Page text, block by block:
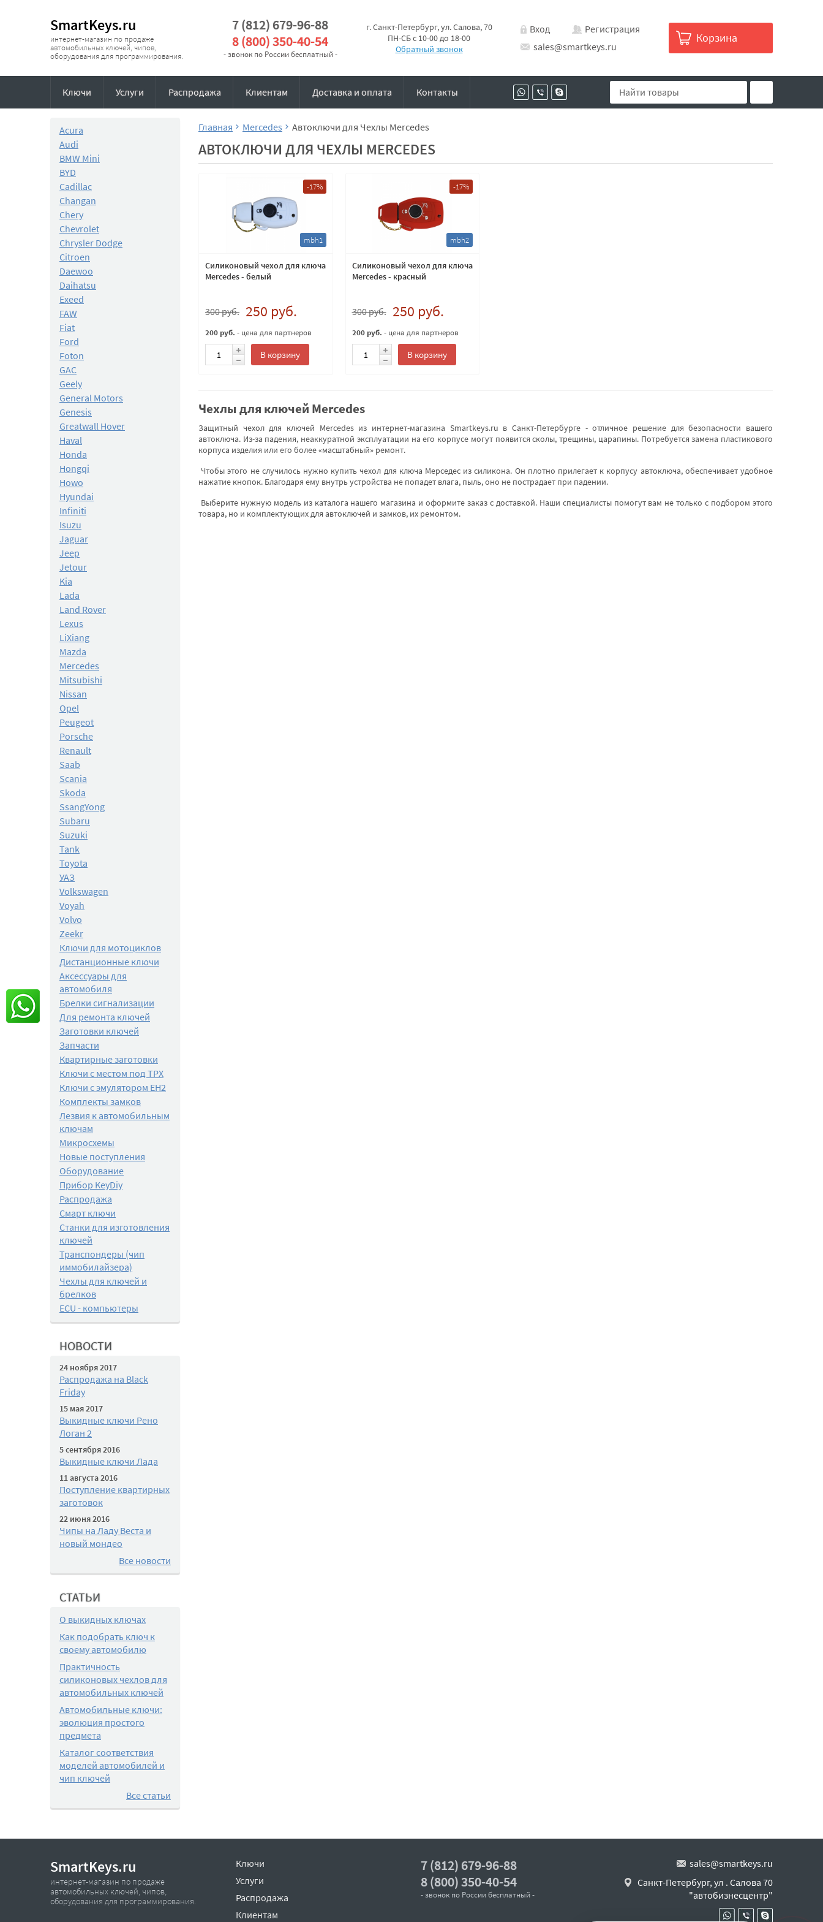
SmartKeys.ru
интернет-магазин по продаже
автомобильных ключей, чипов,
оборудования для программирования.
7 (812) 679-96-88
8 (800) 350-40-54
- звонок по России бесплатный -
г. Санкт-Петербург, ул. Салова, 70
ПН-СБ с 10-00 до 18-00
Обратный звонок
Вход
Регистрация
sales@smartkeys.ru
Корзина
Ключи Услуги Распродажа Клиентам Доставка и оплата Контакты
Acura
Audi
BMW Mini
BYD
Cadillac
Changan
Chery
Chevrolet
Chrysler Dodge
Citroen
Daewoo
Daihatsu
Exeed
FAW
Fiat
Ford
Foton
GAC
Geely
General Motors
Genesis
Greatwall Hover
Haval
Honda
Hongqi
Howo
Hyundai
Infiniti
Isuzu
Jaguar
Jeep
Jetour
Kia
Lada
Land Rover
Lexus
LiXiang
Mazda
Mercedes
Mitsubishi
Nissan
Opel
Peugeot
Porsche
Renault
Saab
Scania
Skoda
SsangYong
Subaru
Suzuki
Tank
Toyota
УАЗ
Volkswagen
Voyah
Volvo
Zeekr
Ключи для мотоциклов
Дистанционные ключи
Аксессуары для
автомобиля
Брелки сигнализации
Для ремонта ключей
Заготовки ключей
Запчасти
Квартирные заготовки
Ключи с местом под TPX
Ключи с эмулятором EH2
Комплекты замков
Лезвия к автомобильным
ключам
Микросхемы
Новые поступления
Оборудование
Прибор KeyDiy
Распродажа
Смарт ключи
Станки для изготовления
ключей
Транспондеры (чип
иммобилайзера)
Чехлы для ключей и
брелков
ECU - компьютеры
НОВОСТИ
24 ноября 2017
Распродажа на Black
Friday
15 мая 2017
Выкидные ключи Рено
Логан 2
5 сентября 2016
Выкидные ключи Лада
11 августа 2016
Поступление квартирных
заготовок
22 июня 2016
Чипы на Ладу Веста и
новый мондео
Все новости
СТАТЬИ
О выкидных ключах
Как подобрать ключ к
своему автомобилю
Практичность
силиконовых чехлов для
автомобильных ключей
Автомобильные ключи:
эволюция простого
предмета
Каталог соответствия
моделей автомобилей и
чип ключей
Все статьи
Главная Mercedes Автоключи для Чехлы Mercedes
АВТОКЛЮЧИ ДЛЯ ЧЕХЛЫ MERCEDES
-17%
mbh1
Силиконовый чехол для ключа
Mercedes - белый
300 руб. 250 руб.
200 руб. - цена для партнеров
В корзину
-17%
mbh2
Силиконовый чехол для ключа
Mercedes - красный
300 руб. 250 руб.
200 руб. - цена для партнеров
В корзину
Чехлы для ключей Mercedes
Защитный чехол для ключей Mercedes из интернет-магазина Smartkeys.ru в Санкт-Петербурге - отличное решение для безопасности вашего
автоключа. Из-за падения, неаккуратной эксплуатации на его корпусе могут появится сколы, трещины, царапины. Потребуется замена пластикового
корпуса изделия или его более «масштабный» ремонт.
Чтобы этого не случилось нужно купить чехол для ключа Мерседес из силикона. Он плотно прилегает к корпусу автоключа, обеспечивает удобное
нажатие кнопок. Благодаря ему внутрь устройства не попадет влага, пыль, оно не пострадает при падении.
Выберите нужную модель из каталога нашего магазина и оформите заказ с доставкой. Наши специалисты помогут вам не только с подбором этого
товара, но и комплектующих для автоключей и замков, их ремонтом.
SmartKeys.ru
интернет-магазин по продаже
автомобильных ключей, чипов,
оборудования для программирования.
Ключи
Услуги
Распродажа
Клиентам
7 (812) 679-96-88
8 (800) 350-40-54
- звонок по России бесплатный -
sales@smartkeys.ru
Санкт-Петербург, ул . Салова 70
"автобизнесцентр"